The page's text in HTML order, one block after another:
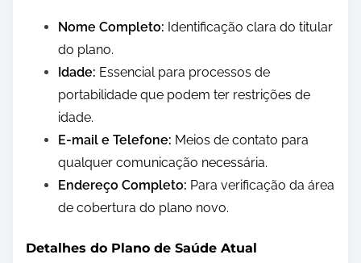
Nome Completo: Identificação clara do titular
do plano.
Idade: Essencial para processos de
portabilidade que podem ter restrições de
idade.
E-mail e Telefone: Meios de contato para
qualquer comunicação necessária.
Endereço Completo: Para verificação da área
de cobertura do plano novo.
Detalhes do Plano de Saúde Atual